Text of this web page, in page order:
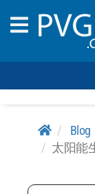
Blog
太阳能